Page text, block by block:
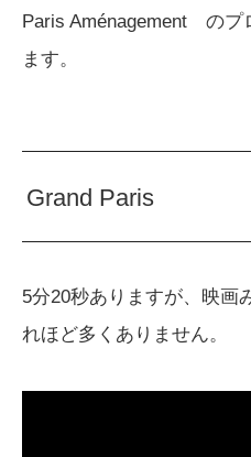
Paris Aménagement のプ
ます。
Grand Paris
5分20秒ありますが、映画
れほど多くありません。